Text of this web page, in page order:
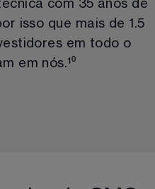
com 35 anos de
isso que mais de 1.5
em todo o
em nós.¹⁰